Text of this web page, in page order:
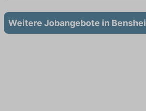
Weitere Jobangebote in